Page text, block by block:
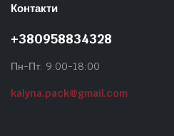
Контакти
+380958834328
Пн-Пт: 9:00-18:00
kalyna.pack@gmail.com